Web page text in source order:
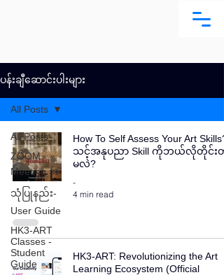
ပန်းချီဆောင်းပါးများ
All Posts
ZOOM
Meeting အ
သုံပြုနည်း-
User Guide
HK3-ART
Classes -
Student
Guide
All Posts
How To Self Assess Your Art Skills?
သင့်အနုပညာ Skill ကိုဘယ်လိုတိုင်းတ
မလဲ?
-
4 min read
HK3-ART: Revolutionizing the Art
Learning Ecosystem (Official